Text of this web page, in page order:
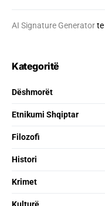
AI Signature Generatorte
Kategoritë
Dëshmorët
Etnikumi Shqiptar
Filozofi
Histori
Krimet